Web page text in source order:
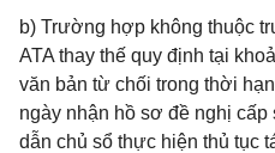
b) Trường hợp không thuộc
ATA thay thế quy định tại
văn bản từ chối trong thời
ngày nhận hồ sơ đề nghị cấp
dẫn chủ sổ thực hiện thủ tục